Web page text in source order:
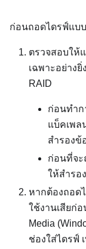
ก่อนถอดไดรฟ์แบบ
ตรวจสอบให้
เฉพาะอย่าง
RAID
ก่อนทำก
แบ็คเพล
สำรองข้
ก่อนที่จะ
ให้สำรอ
หากต้องถอด
ใช้งานเสียก่อ
Media
ช่องใส่ไดรฟ์